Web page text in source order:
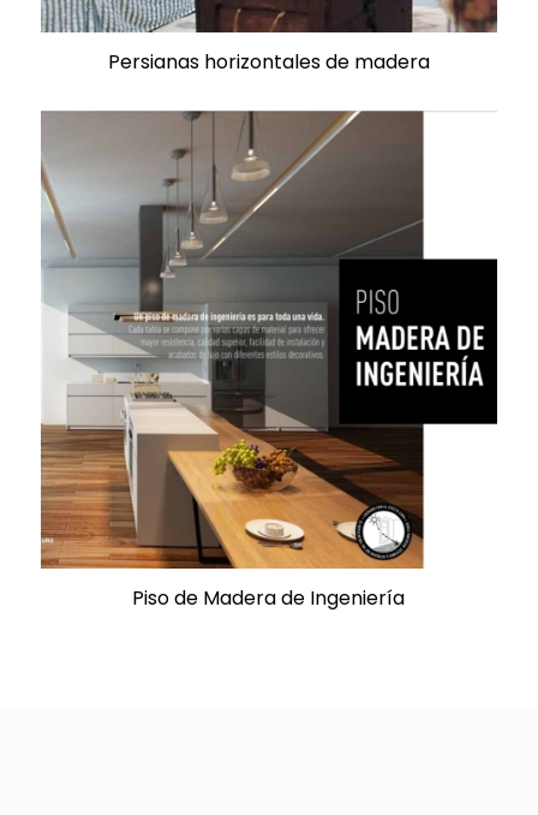
Persianas horizontales de madera
Piso de Madera de Ingeniería